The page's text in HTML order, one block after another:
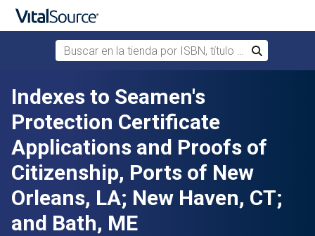
Saltar al contenido principal
Buscar en la tienda por ISBN, título o autor
Buscar
Indexes to Seamen's
Protection Certificate
Applications and Proofs of
Citizenship, Ports of New
Orleans, LA; New Haven, CT;
and Bath, ME